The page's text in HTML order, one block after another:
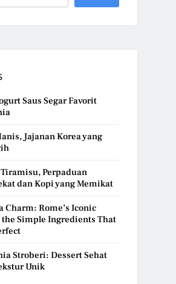
Saus Segar Favorit
Jajanan Korea yang
Perpaduan
dan Kopi yang Memikat
Charm: Rome’s Iconic
the Simple Ingredients That
Stroberi: Dessert Sehat
Unik